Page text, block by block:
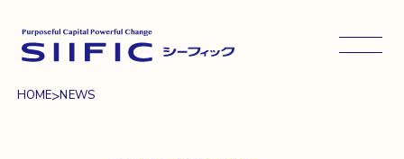
メニュ
HOME>NEWS